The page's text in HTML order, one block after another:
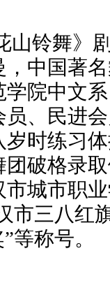
山铃舞》
中国著名
院中文
、民进
时练习
破格录
城市职
市三八红
等称号。